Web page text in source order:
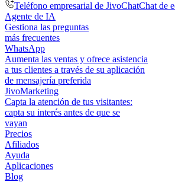
Teléfono empresarial de JivoChatChat de
Agente de IA
Gestiona las preguntas
más frecuentes
WhatsApp
Aumenta las ventas y ofrece asistencia
a tus clientes a través de su aplicación
de mensajería preferida
JivoMarketing
Capta la atención de tus visitantes:
capta su interés antes de que se
vayan
Precios
Afiliados
Ayuda
Aplicaciones
Blog